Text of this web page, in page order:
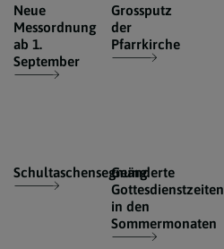
Neue
Messordnung
ab 1.
September
Grossputz
der
Pfarrkirche
Schultaschensegnung
Geänderte
Gottesdienstzeiten
in den
Sommermonaten